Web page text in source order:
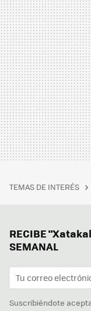
TEMAS DE INTERÉS
RECIBE
SEMANAL
Suscribiéndote